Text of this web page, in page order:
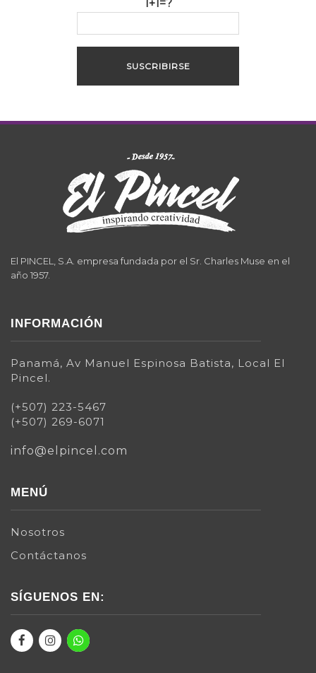
1+1=?
El PINCEL, S.A. empresa fundada por el Sr. Charles Muse en el
año 1957.
INFORMACIÓN
Panamá, Av Manuel Espinosa Batista, Local El
Pincel.
(+507) 223-5467
(+507) 269-6071
info@elpincel.com
MENÚ
Nosotros
Contáctanos
SÍGUENOS EN: